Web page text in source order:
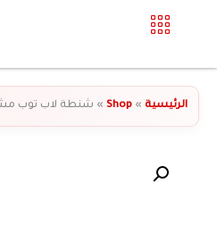
الرئيسية »
Shop
» شنطة لاب توب مشجر